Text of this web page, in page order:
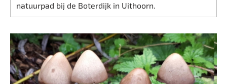
natuurpad bij de Boterdijk in Uithoorn.